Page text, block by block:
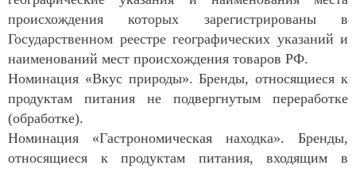
происхождения которых зарегистрированы в
Государственном реестре географических указаний и
наименований мест происхождения товаров РФ.
Номинация «Вкус природы». Бренды, относящиеся к
продуктам питания не подвергнутым переработке
(обработке).
Номинация «Гастрономическая находка». Бренды,
относящиеся к продуктам питания, входящим в